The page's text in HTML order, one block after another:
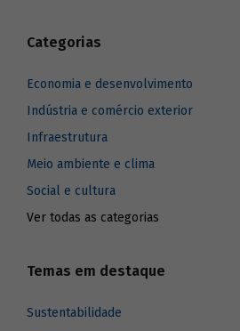
Categorias
Economia e desenvolvimento
Indústria e comércio exterior
Infraestrutura
Meio ambiente e clima
Social e cultura
Ver todas as categorias
Temas em destaque
Sustentabilidade